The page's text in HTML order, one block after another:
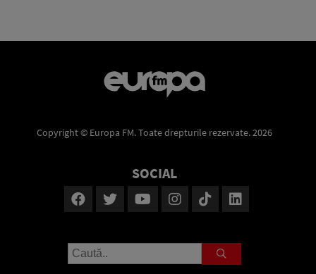
Copyright © Europa FM. Toate drepturile rezervate. 2026
SOCIAL